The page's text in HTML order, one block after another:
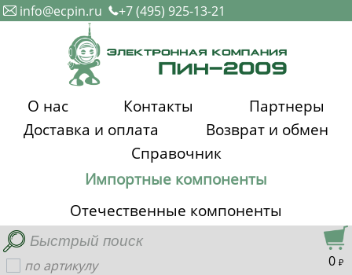
info@ecpin.ru +7 (495) 925-13-21
О нас Контакты
Партнеры
Доставка и оплата
Возврат и обмен
Справочник
Импортные компоненты
Отечественные компоненты
по артикулу 0 ₽